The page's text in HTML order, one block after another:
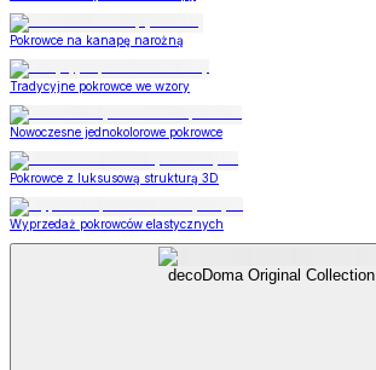
Pokrowce na kanapę narożną
Tradycyjne pokrowce we wzory
Nowoczesne jednokolorowe pokrowce
Pokrowce z luksusową strukturą 3D
Wyprzedaż pokrowców elastycznych
decoDoma Original Collection